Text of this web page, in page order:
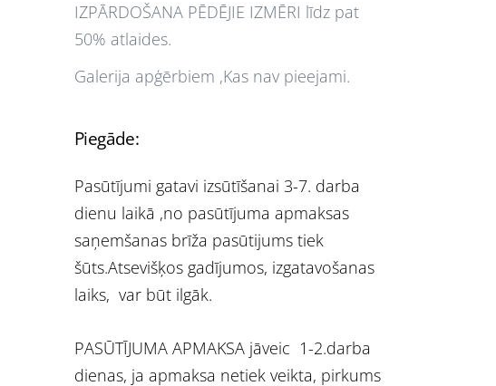
IZPĀRDOŠANA PĒDĒJIE IZMĒRI līdz pat
50% atlaides.
Galerija apģērbiem ,Kas nav pieejami.
Piegāde:
Pasūtījumi gatavi izsūtīšanai 3-7. darba
dienu laikā ,no pasūtījuma apmaksas
saņemšanas brīža pasūtijums tiek
šūts.Atsevišķos gadījumos, izgatavošanas
laiks, var būt ilgāk.
PASŪTĪJUMA APMAKSA jāveic 1-2.darba
dienas, ja apmaksa netiek veikta, pirkums